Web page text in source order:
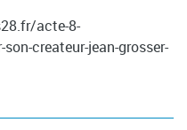
acte-8-
createur-jean-grosser-